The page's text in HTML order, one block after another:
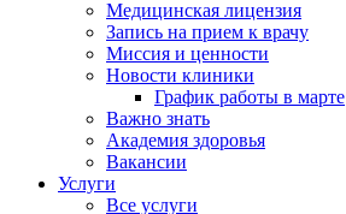
Медицинская лицензия
Запись на прием к врачу
Миссия и ценности
Новости клиники
График работы в марте
Важно знать
Академия здоровья
Вакансии
Услуги
Все услуги